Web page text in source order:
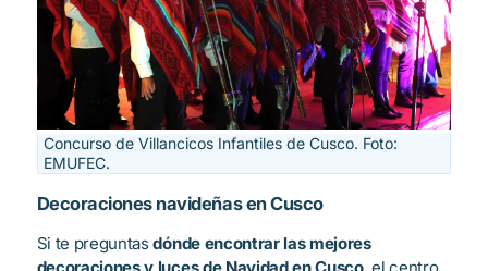
Concurso de Villancicos Infantiles de Cusco. Foto:
EMUFEC.
Decoraciones navideñas en Cusco
Si te preguntasdónde encontrar las mejores